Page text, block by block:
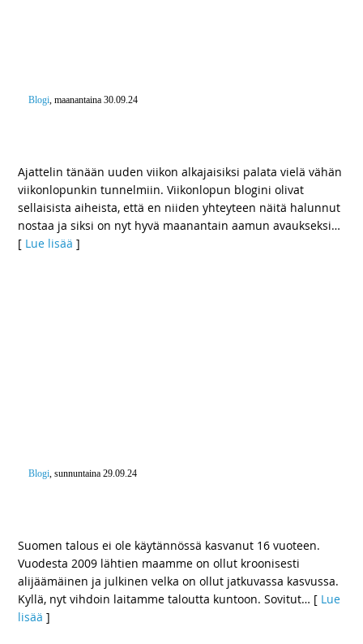
Blogi, maanantaina 30.09.24
Ajattelin tänään uuden viikon alkajaisiksi palata vielä vähän
viikonlopunkin tunnelmiin. Viikonlopun blogini olivat
sellaisista aiheista, että en niiden yhteyteen näitä halunnut
nostaa ja siksi on nyt hyvä maanantain aamun avaukseksi…
[ Lue lisää ]
Blogi, sunnuntaina 29.09.24
Suomen talous ei ole käytännössä kasvanut 16 vuoteen.
Vuodesta 2009 lähtien maamme on ollut kroonisesti
alijäämäinen ja julkinen velka on ollut jatkuvassa kasvussa.
Kyllä, nyt vihdoin laitamme taloutta kuntoon. Sovitut… [ Lue
lisää ]